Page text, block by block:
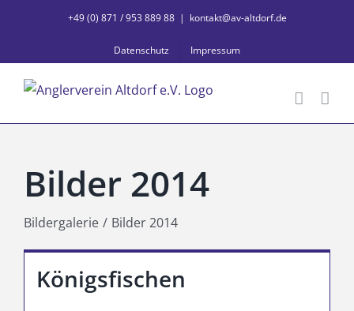
+49 (0) 871 / 953 889 88 | kontakt@av-altdorf.de
Datenschutz Impressum
Bilder 2014
Bildergalerie Bilder 2014
Königsfischen